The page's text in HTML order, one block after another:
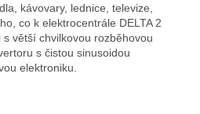
kávovary, lednice, televize,
co k elektrocentrále DELTA 2
větší chvilkovou rozběhovou
s čistou sinusoidou
elektroniku.